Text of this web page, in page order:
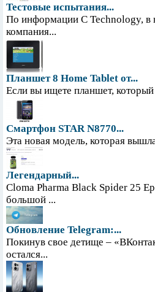
Тестовые испытания...
По информации С Technology, в
компания...
Планшет 8 Home Tablet от...
Если вы ищете планшет,
Смартфон STAR N8770...
Эта новая модель, которая
Легендарный...
Cloma Pharma Black Spider 25
большой ...
Обновление Telegram:...
Покинув свое детище –
остался...